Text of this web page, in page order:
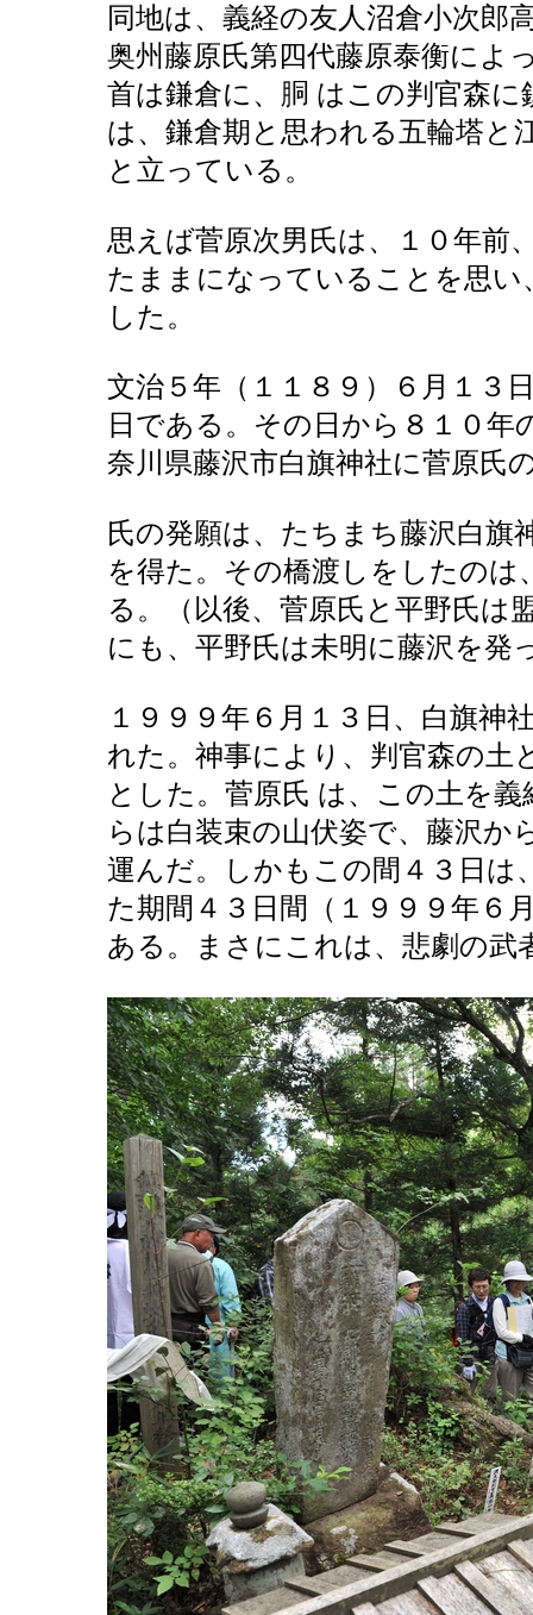
同地は、義経の友人沼倉小次郎
奥州藤原氏第四代藤原泰衡によ
首は鎌倉に、胴 はこの判官森
は、鎌倉期と思われる五輪塔と
と立っている。
思えば菅原次男氏は、１０年前
たままになっていることを思
した。
文治５年（１１８９）６月１３
日である。その日から８１０
奈川県藤沢市白旗神社に菅原氏
氏の発願は、たちまち藤沢白旗
を得た。その橋渡しをしたのは
る。（以後、菅原氏と平野氏は
にも、平野氏は未明に藤沢を発
１９９９年６月１３日、白旗神
れた。神事により、判官森の土
とした。菅原氏 は、この土を
らは白装束の山伏姿で、藤沢か
運んだ。しかもこの間４３日は
た期間４３日間（１９９９年６
ある。まさにこれは、悲劇の武